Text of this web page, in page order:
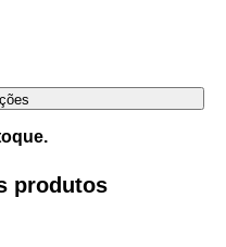
produtos